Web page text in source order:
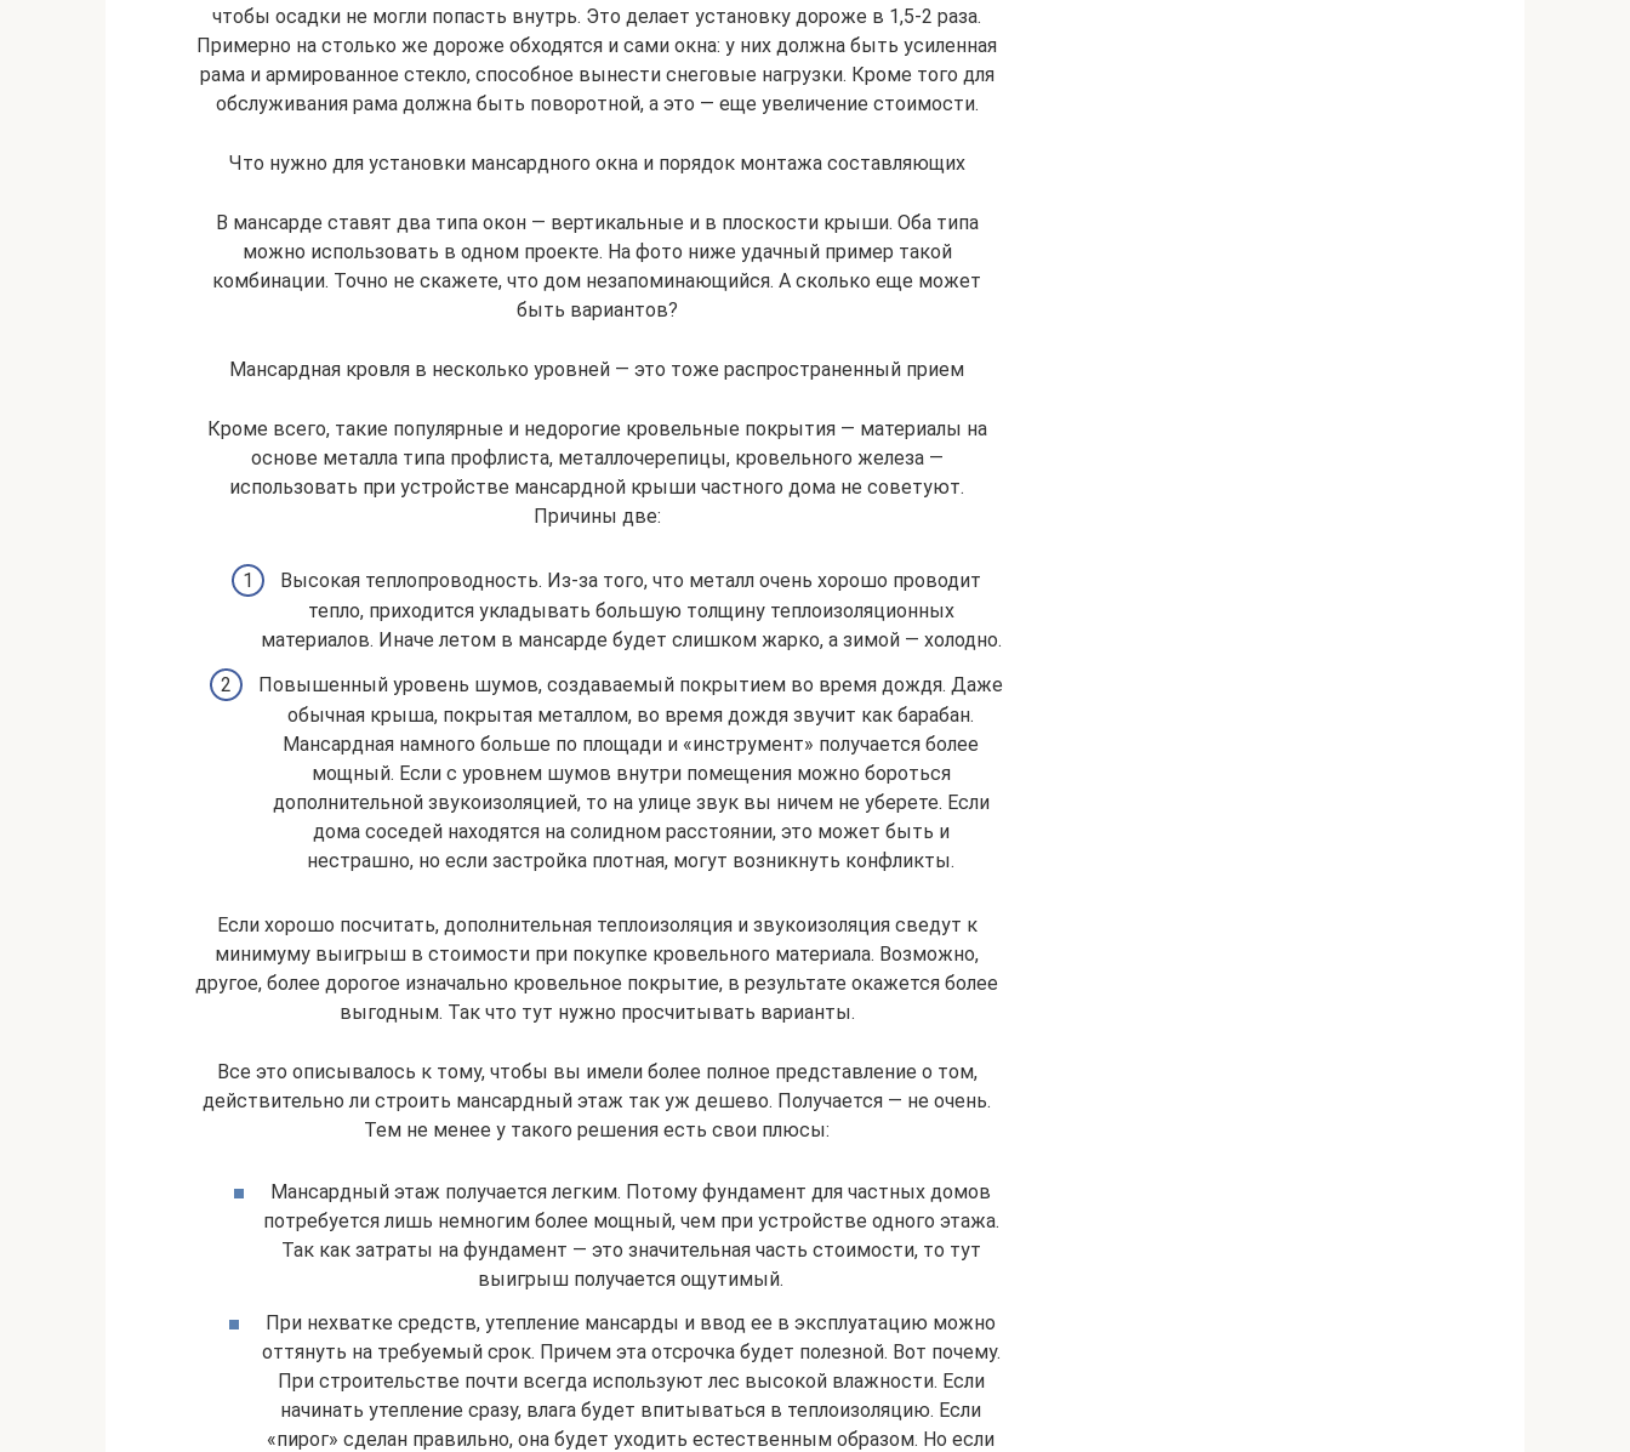
чтобы осадки не могли попасть внутрь. Это делает установку дороже в 1,5-2 раза.
Примерно на столько же дороже обходятся и сами окна: у них должна быть усиленная
рама и армированное стекло, способное вынести снеговые нагрузки. Кроме того для
обслуживания рама должна быть поворотной, а это — еще увеличение стоимости.
Что нужно для установки мансардного окна и порядок монтажа составляющих
В мансарде ставят два типа окон — вертикальные и в плоскости крыши. Оба типа
можно использовать в одном проекте. На фото ниже удачный пример такой
комбинации. Точно не скажете, что дом незапоминающийся. А сколько еще может
быть вариантов?
Мансардная кровля в несколько уровней — это тоже распространенный прием
Кроме всего, такие популярные и недорогие кровельные покрытия — материалы на
основе металла типа профлиста, металлочерепицы, кровельного железа —
использовать при устройстве мансардной крыши частного дома не советуют.
Причины две:
Высокая теплопроводность. Из-за того, что металл очень хорошо проводит
тепло, приходится укладывать большую толщину теплоизоляционных
материалов. Иначе летом в мансарде будет слишком жарко, а зимой — холодно.
Повышенный уровень шумов, создаваемый покрытием во время дождя. Даже
обычная крыша, покрытая металлом, во время дождя звучит как барабан.
Мансардная намного больше по площади и «инструмент» получается более
мощный. Если с уровнем шумов внутри помещения можно бороться
дополнительной звукоизоляцией, то на улице звук вы ничем не уберете. Если
дома соседей находятся на солидном расстоянии, это может быть и
нестрашно, но если застройка плотная, могут возникнуть конфликты.
Если хорошо посчитать, дополнительная теплоизоляция и звукоизоляция сведут к
минимуму выигрыш в стоимости при покупке кровельного материала. Возможно,
другое, более дорогое изначально кровельное покрытие, в результате окажется более
выгодным. Так что тут нужно просчитывать варианты.
Все это описывалось к тому, чтобы вы имели более полное представление о том,
действительно ли строить мансардный этаж так уж дешево. Получается — не очень.
Тем не менее у такого решения есть свои плюсы:
Мансардный этаж получается легким. Потому фундамент для частных домов
потребуется лишь немногим более мощный, чем при устройстве одного этажа.
Так как затраты на фундамент — это значительная часть стоимости, то тут
выигрыш получается ощутимый.
При нехватке средств, утепление мансарды и ввод ее в эксплуатацию можно
оттянуть на требуемый срок. Причем эта отсрочка будет полезной. Вот почему.
При строительстве почти всегда используют лес высокой влажности. Если
начинать утепление сразу, влага будет впитываться в теплоизоляцию. Если
«пирог» сделан правильно, она будет уходить естественным образом. Но если